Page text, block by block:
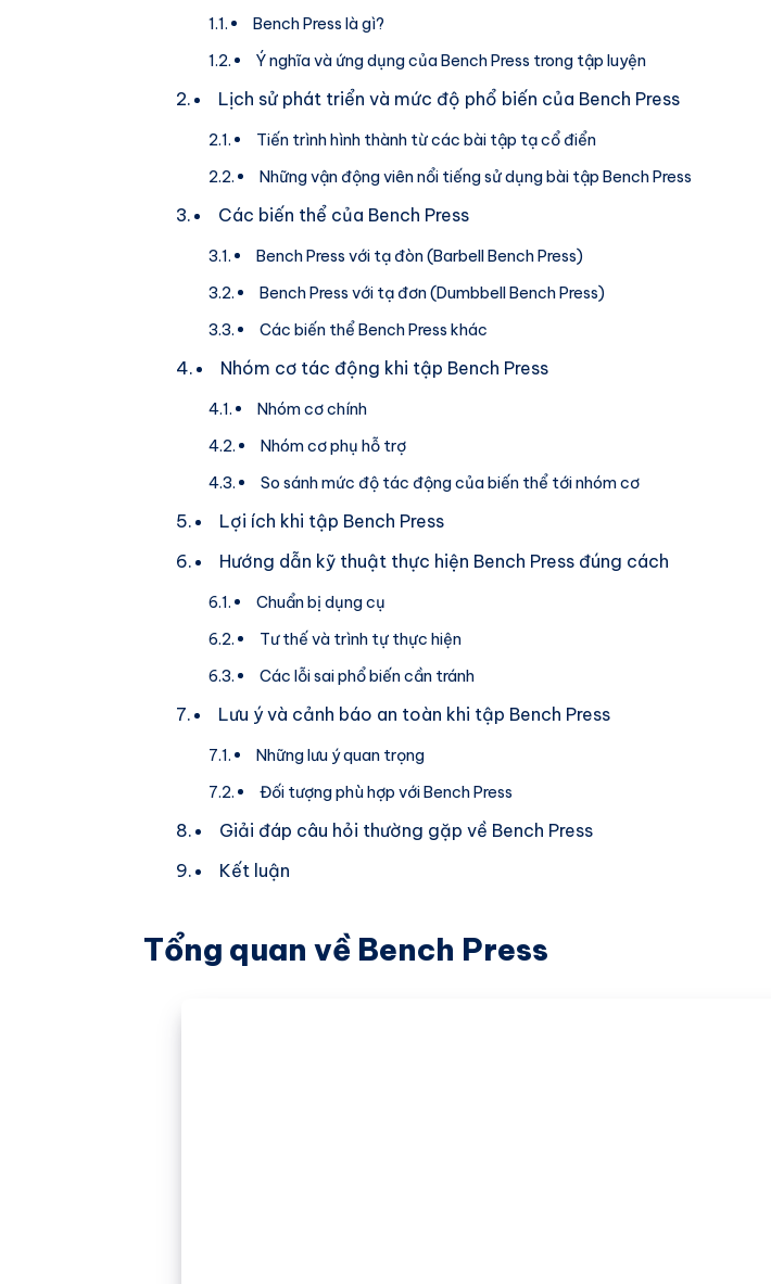
Bench Press là gì?
Ý nghĩa và ứng dụng của Bench Press trong tập luyện
Lịch sử phát triển và mức độ phổ biến của Bench Press
Tiến trình hình thành từ các bài tập tạ cổ điển
Những vận động viên nổi tiếng sử dụng bài tập Bench Press
Các biến thể của Bench Press
Bench Press với tạ đòn (Barbell Bench Press)
Bench Press với tạ đơn (Dumbbell Bench Press)
Các biến thể Bench Press khác
Nhóm cơ tác động khi tập Bench Press
Nhóm cơ chính
Nhóm cơ phụ hỗ trợ
So sánh mức độ tác động của biến thể tới nhóm cơ
Lợi ích khi tập Bench Press
Hướng dẫn kỹ thuật thực hiện Bench Press đúng cách
Chuẩn bị dụng cụ
Tư thế và trình tự thực hiện
Các lỗi sai phổ biến cần tránh
Lưu ý và cảnh báo an toàn khi tập Bench Press
Những lưu ý quan trọng
Đối tượng phù hợp với Bench Press
Giải đáp câu hỏi thường gặp về Bench Press
Kết luận
Tổng quan về Bench Press